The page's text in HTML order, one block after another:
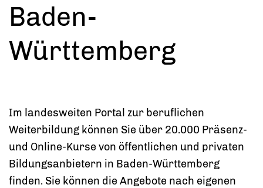
Baden-
Württemberg
Im landesweiten Portal zur beruflichen
Weiterbildung können Sie über 20.000 Präsenz-
und Online-Kurse von öffentlichen und privaten
Bildungsanbietern in Baden-Württemberg
finden. Sie können die Angebote nach eigenen